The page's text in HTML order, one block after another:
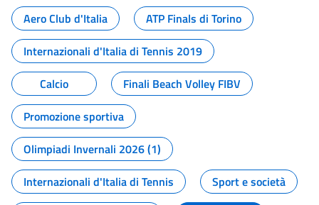
Aero Club d'Italia
ATP Finals di Torino
Internazionali d'Italia di Tennis 2019
Calcio
Finali Beach Volley FIBV
Promozione sportiva
Olimpiadi Invernali 2026 (1)
Internazionali d'Italia di Tennis
Sport e società